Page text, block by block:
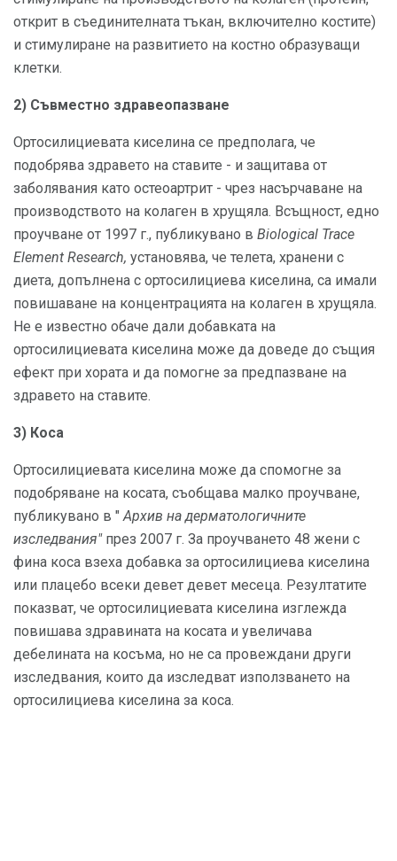
открит в съединителната тъкан, включително костите)
и стимулиране на развитието на костно образуващи
клетки.
2) Съвместно здравеопазване
Ортосилициевата киселина се предполага, че
подобрява здравето на ставите - и защитава от
заболявания като остеоартрит - чрез насърчаване на
производството на колаген в хрущяла. Всъщност, едно
проучване от 1997 г., публикувано в Biological Trace
Element Research, установява, че телета, хранени с
диета, допълнена с ортосилициева киселина, са имали
повишаване на концентрацията на колаген в хрущяла.
Не е известно обаче дали добавката на
ортосилициевата киселина може да доведе до същия
ефект при хората и да помогне за предпазване на
здравето на ставите.
3) Коса
Ортосилициевата киселина може да спомогне за
подобряване на косата, съобщава малко проучване,
публикувано в "Архив на дерматологичните
изследвания"през 2007 г. За проучването 48 жени с
фина коса взеха добавка за ортосилициева киселина
или плацебо всеки девет девет месеца. Резултатите
показват, че ортосилициевата киселина изглежда
повишава здравината на косата и увеличава
дебелината на косъма, но не са провеждани други
изследвания, които да изследват използването на
ортосилициева киселина за коса.